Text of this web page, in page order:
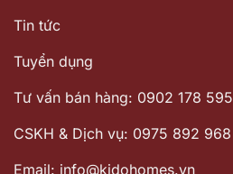
Tin tức
Tuyển dụng
Tư vấn bán hàng: 0902 178 595
CSKH & Dịch vụ: 0975 892 968
Email: info@kidohomes.vn